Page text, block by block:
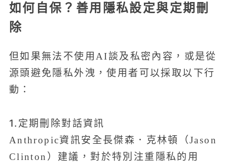
如何自保？善用隱私設定與定期刪
除
但如果無法不使用AI談及私密內容，或是從
源頭避免隱私外洩，使用者可以採取以下行
動：
1.定期刪除對話資訊
Anthropic資訊安全長傑森．克林頓（Jason
Clinton）建議，對於特別注重隱私的用